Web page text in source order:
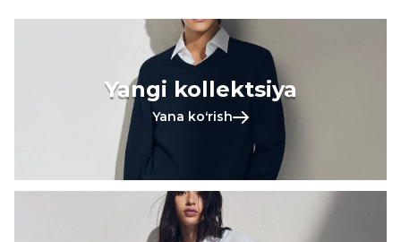
Yangi kollektsiya
Yana koʻrish